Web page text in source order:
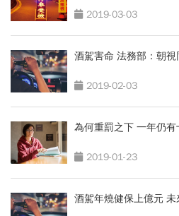
2019-03-03
酒駕害命 法務部：朝
2019-02-03
為何重罰之下 一年仍有
2019-01-23
酒駕年燒健保上億元